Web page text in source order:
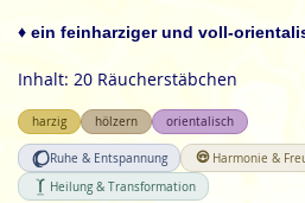
♦ ein feinharziger und voll-
Inhalt: 20 Räucherstäbchen
harzig hölzern orientalisch
Ruhe & Entspannung
Harmonie &
Heilung & Transformation